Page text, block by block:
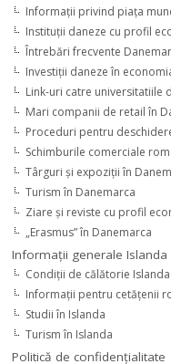
Informaţii privind piaţa
Instituţii daneze cu profil
Întrebări frecvente
Investiţii daneze în
Link-uri catre universitatiile
Mari companii de retail în
Proceduri pentru
Schimburile comerciale
Târguri şi expoziţii în
Turism în Danemarca
Ziare şi reviste cu profil
„Erasmus” în Danemarca
Informaţii generale Islanda
Condiţii de călătorie Islanda
Informaţii pentru cetăţenii
Studii în Islanda
Turism în Islanda
Politică de confidențialitate